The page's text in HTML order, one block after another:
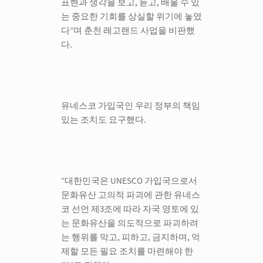
는 중요한 기회를 상실할 위기에 놓였
다”며 춘천 레고랜드 사업을 비판했
다.
유네스코 가입국인 우리 정부의 책임
있는 조치도 요구했다.
“대한민국은 UNESCO 가입국으로서
문화유산 고의적 파괴에 관한 유네스
코 선언 제3조에 따라 자국 영토에 있
는 문화유산을 의도적으로 파괴하려
는 행위를 막고, 피하고, 금지하며, 억
제할 모든 필요 조치를 마련해야 한